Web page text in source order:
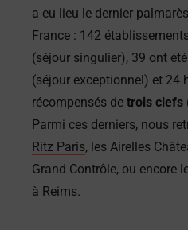
a eu lieu le dernier
France : 142
(séjour singulier), 39 ont
(séjour exceptionnel) et 24
récompensés de trois clefs
Parmi ces derniers, nous
Ritz Paris, les Airelles
Grand Contrôle, ou encore
à Reims.